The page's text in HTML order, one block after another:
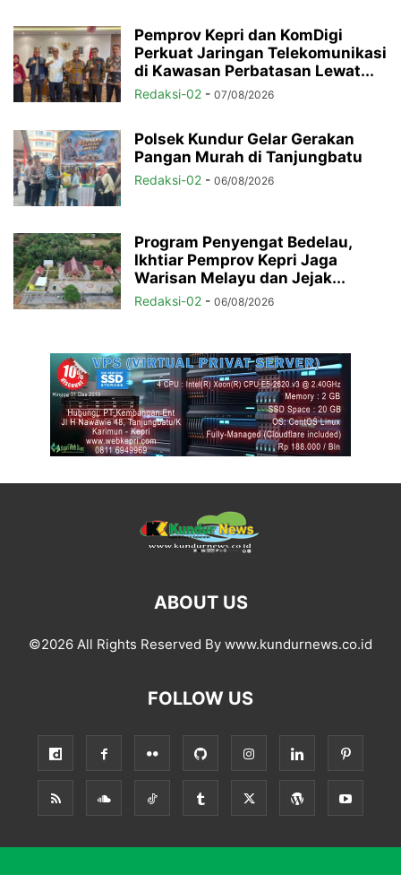
Pemprov Kepri dan KomDigi
Perkuat Jaringan Telekomunikasi
di Kawasan Perbatasan Lewat...
Redaksi-02 - 07/08/2026
Polsek Kundur Gelar Gerakan
Pangan Murah di Tanjungbatu
Redaksi-02 - 06/08/2026
Program Penyengat Bedelau,
Ikhtiar Pemprov Kepri Jaga
Warisan Melayu dan Jejak...
Redaksi-02 - 06/08/2026
ABOUT US
©2026 All Rights Reserved By www.kundurnews.co.id
FOLLOW US